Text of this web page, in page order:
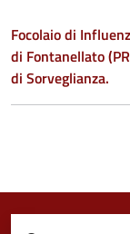
Focolaio di
di Fontanellato
di Sorveglianza.